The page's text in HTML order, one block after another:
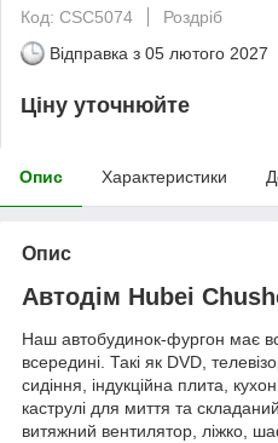
Код: CSC5074
Роздріб
Відправка з 05 лютого 2027
Ціну уточнюйте
Опис Характеристики
Опис
Автодім Hubei
Наш автобудинок-фургон має
всередині. Такі як DVD,
сидіння, індукційна плита,
каструлі для миття та
витяжний вентилятор, ліжко,